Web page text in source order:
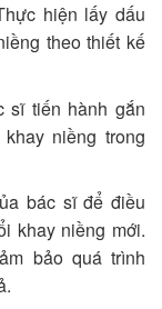
hiện lấy dấu
theo thiết kế
sĩ tiến hành gắn
niềng trong
bác sĩ để điều
khay niềng mới.
bảo quá trình